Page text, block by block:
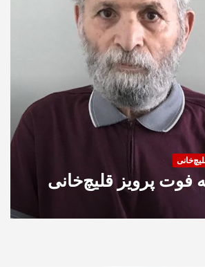
فوت پرویز قلیچ‌خانی